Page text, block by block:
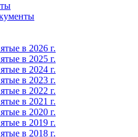
в 2026 г.
в 2025 г.
в 2024 г.
в 2023 г.
в 2022 г.
в 2021 г.
в 2020 г.
в 2019 г.
в 2018 г.